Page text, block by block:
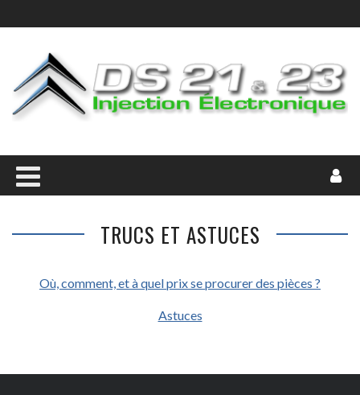
TRUCS ET ASTUCES
Où, comment, et à quel prix se procurer des pièces ?
Astuces